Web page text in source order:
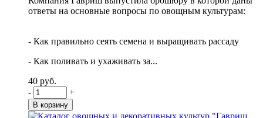
ответы на основные вопросы по овощным культурам:
- Как правильно сеять семена и выращивать рассаду
- Как поливать и ухаживать за...
40 руб.
-
+